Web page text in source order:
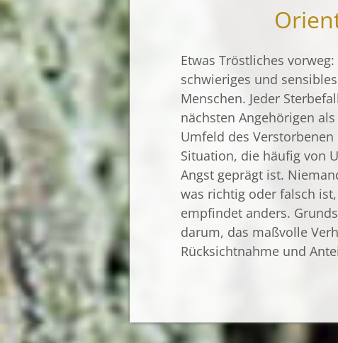
Etwas Tröstliches
schwieriges und
Menschen. Jeder
nächsten Angehörigen
Umfeld des
Situation, die häufig von
Angst geprägt ist.
was richtig oder falsch
empfindet anders.
darum, das maßvolle
Rücksichtnahme und